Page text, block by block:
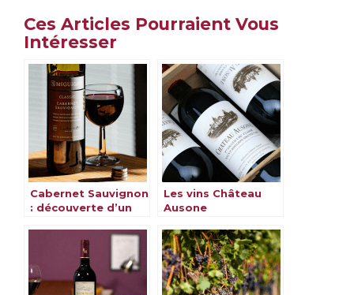
Ces Articles Pourraient Vous
Intéresser
Cabernet Sauvignon
: découverte d’un
emblématique
Les vins Château
Ausone